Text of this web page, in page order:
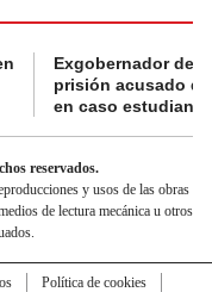
Exgobernador de
prisión acusado
en caso
reservados.
y usos de las obras
de lectura mecánica u otros
Política de cookies